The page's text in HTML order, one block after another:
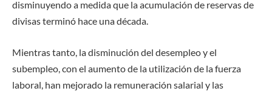
disminuyendo a medida que la acumulación de reservas de
divisas terminó hace una década.
Mientras tanto, la disminución del desempleo y el
subempleo, con el aumento de la utilización de la fuerza
laboral, han mejorado la remuneración salarial y las